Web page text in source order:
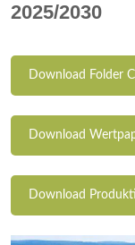
2025/2030
Download Folder
Download
Download